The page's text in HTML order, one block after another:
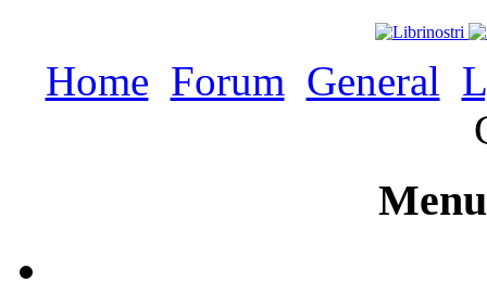
Home Forum General